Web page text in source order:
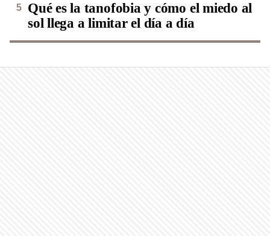
Qué es la tanofobia y cómo el miedo al
sol llega a limitar el día a día